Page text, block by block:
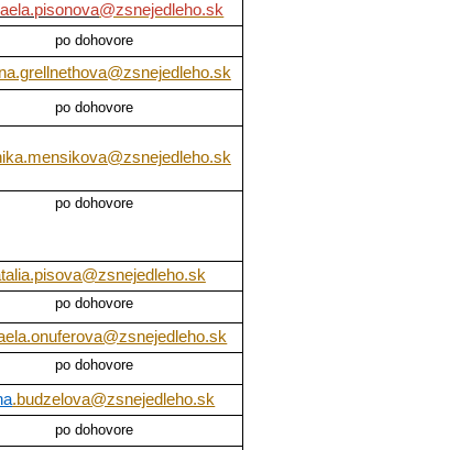
@zsnejedleho.sk
po dohovore
po dohovore
po dohovore
po dohovore
po dohovore
.budzelova@zsnejedleho.sk
po dohovore